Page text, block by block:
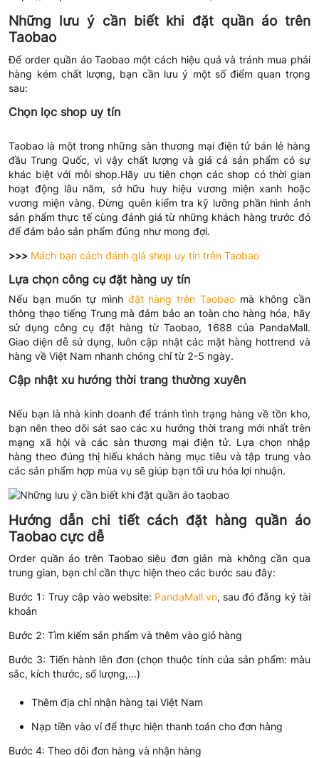
Những lưu ý cần biết khi đặt quần áo trên
Taobao
Để order quần áo Taobao một cách hiệu quả và tránh mua phải
hàng kém chất lượng, bạn cần lưu ý một số điểm quan trọng
sau:
Chọn lọc shop uy tín
Taobao là một trong những sàn thương mại điện tử bán lẻ hàng
đầu Trung Quốc, vì vậy chất lượng và giá cả sản phẩm có sự
khác biệt với mỗi shop.Hãy ưu tiên chọn các shop có thời gian
hoạt động lâu năm, sở hữu huy hiệu vương miện xanh hoặc
vương miện vàng. Đừng quên kiểm tra kỹ lưỡng phần hình ảnh
sản phẩm thực tế cùng đánh giá từ những khách hàng trước đó
để đảm bảo sản phẩm đúng như mong đợi.
>>> Mách bạn cách đánh giá shop uy tín trên Taobao
Lựa chọn công cụ đặt hàng uy tín
Nếu bạn muốn tự mình đặt hàng trên Taobao mà không cần
thông thạo tiếng Trung mà đảm bảo an toàn cho hàng hóa, hãy
sử dụng công cụ đặt hàng từ Taobao, 1688 của PandaMall.
Giao diện dễ sử dụng, luôn cập nhật các mặt hàng hottrend và
hàng về Việt Nam nhanh chóng chỉ từ 2-5 ngày.
Cập nhật xu hướng thời trang thường xuyên
Nếu bạn là nhà kinh doanh để tránh tình trạng hàng về tồn kho,
bạn nên theo dõi sát sao các xu hướng thời trang mới nhất trên
mạng xã hội và các sàn thương mại điện tử. Lựa chọn nhập
hàng theo đúng thị hiếu khách hàng mục tiêu và tập trung vào
các sản phẩm hợp mùa vụ sẽ giúp bạn tối ưu hóa lợi nhuận.
Hướng dẫn chi tiết cách đặt hàng quần áo
Taobao cực dễ
Order quần áo trên Taobao siêu đơn giản mà không cần qua
trung gian, bạn chỉ cần thực hiện theo các bước sau đây:
Bước 1: Truy cập vào website: PandaMall.vn, sau đó đăng ký tài
khoản
Bước 2: Tìm kiếm sản phẩm và thêm vào giỏ hàng
Bước 3: Tiến hành lên đơn (chọn thuộc tính của sản phẩm: màu
sắc, kích thước, số lượng,...)
Thêm địa chỉ nhận hàng tại Việt Nam
Nạp tiền vào ví để thực hiện thanh toán cho đơn hàng
Bước 4: Theo dõi đơn hàng và nhận hàng